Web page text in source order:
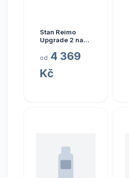
Stan Reimo
Upgrade 2 na
dveře VW
od 4 369
Kč